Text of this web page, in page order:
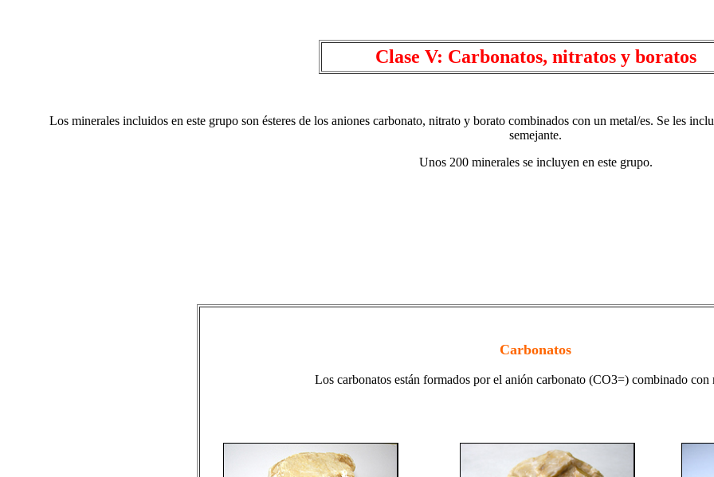
Clase V: Carbonatos, nitratos y boratos
Los minerales incluidos en este grupo son ésteres de los aniones carbonato, nitrato y borato combinados con un metal/es. Se les
semejante.
Unos 200 minerales se incluyen en este grupo.
Carbonatos
Los carbonatos están formados por el anión carbonato (CO3=) combinado con